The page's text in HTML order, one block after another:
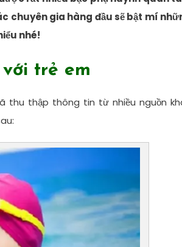
chuyên gia hàng đầu sẽ bật mí
nhé!
trẻ em
thu thập thông tin từ nhiều nguồn